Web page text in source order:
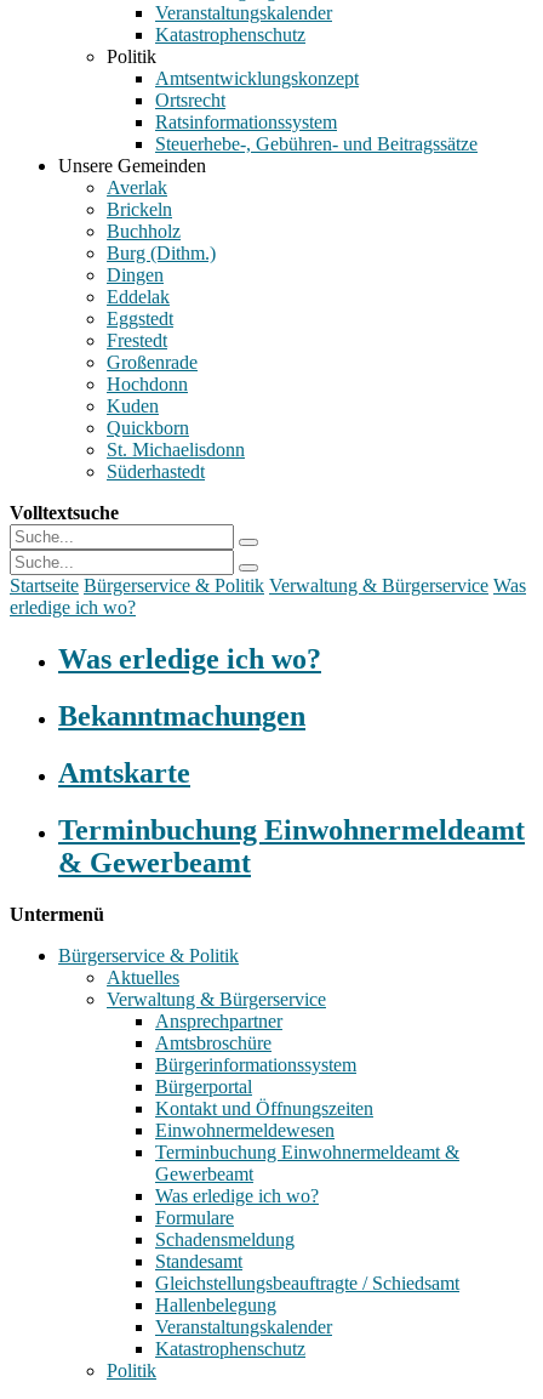
Veranstaltungskalender
Katastrophenschutz
Politik
Amtsentwicklungskonzept
Ortsrecht
Ratsinformationssystem
Steuerhebe-, Gebühren- und Beitragssätze
Unsere Gemeinden
Averlak
Brickeln
Buchholz
Burg (Dithm.)
Dingen
Eddelak
Eggstedt
Frestedt
Großenrade
Hochdonn
Kuden
Quickborn
St. Michaelisdonn
Süderhastedt
Volltextsuche
Startseite Bürgerservice & Politik Verwaltung & Bürgerservice Was
erledige ich wo?
Was erledige ich wo?
Bekanntmachungen
Amtskarte
Terminbuchung Einwohnermeldeamt
& Gewerbeamt
Untermenü
Bürgerservice & Politik
Aktuelles
Verwaltung & Bürgerservice
Ansprechpartner
Amtsbroschüre
Bürgerinformationssystem
Bürgerportal
Kontakt und Öffnungszeiten
Einwohnermeldewesen
Terminbuchung Einwohnermeldeamt &
Gewerbeamt
Was erledige ich wo?
Formulare
Schadensmeldung
Standesamt
Gleichstellungsbeauftragte / Schiedsamt
Hallenbelegung
Veranstaltungskalender
Katastrophenschutz
Politik